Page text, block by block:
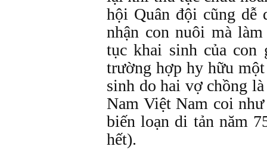
hội Quân đội cũng dễ
nhận con nuôi mà
tục khai sinh của
trường hợp hy hữu
sinh do hai vợ chồng
Nam Việt Nam coi
biến loạn di tản năm
hết).